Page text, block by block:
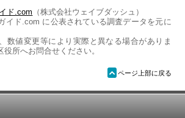
ド.com （株式会社ウェイブダッシュ）
イド.com に公表されている調査データを元に
数値変更等により実際と異なる場合がありま
所へお問合せください。
ü ページ上部に戻る